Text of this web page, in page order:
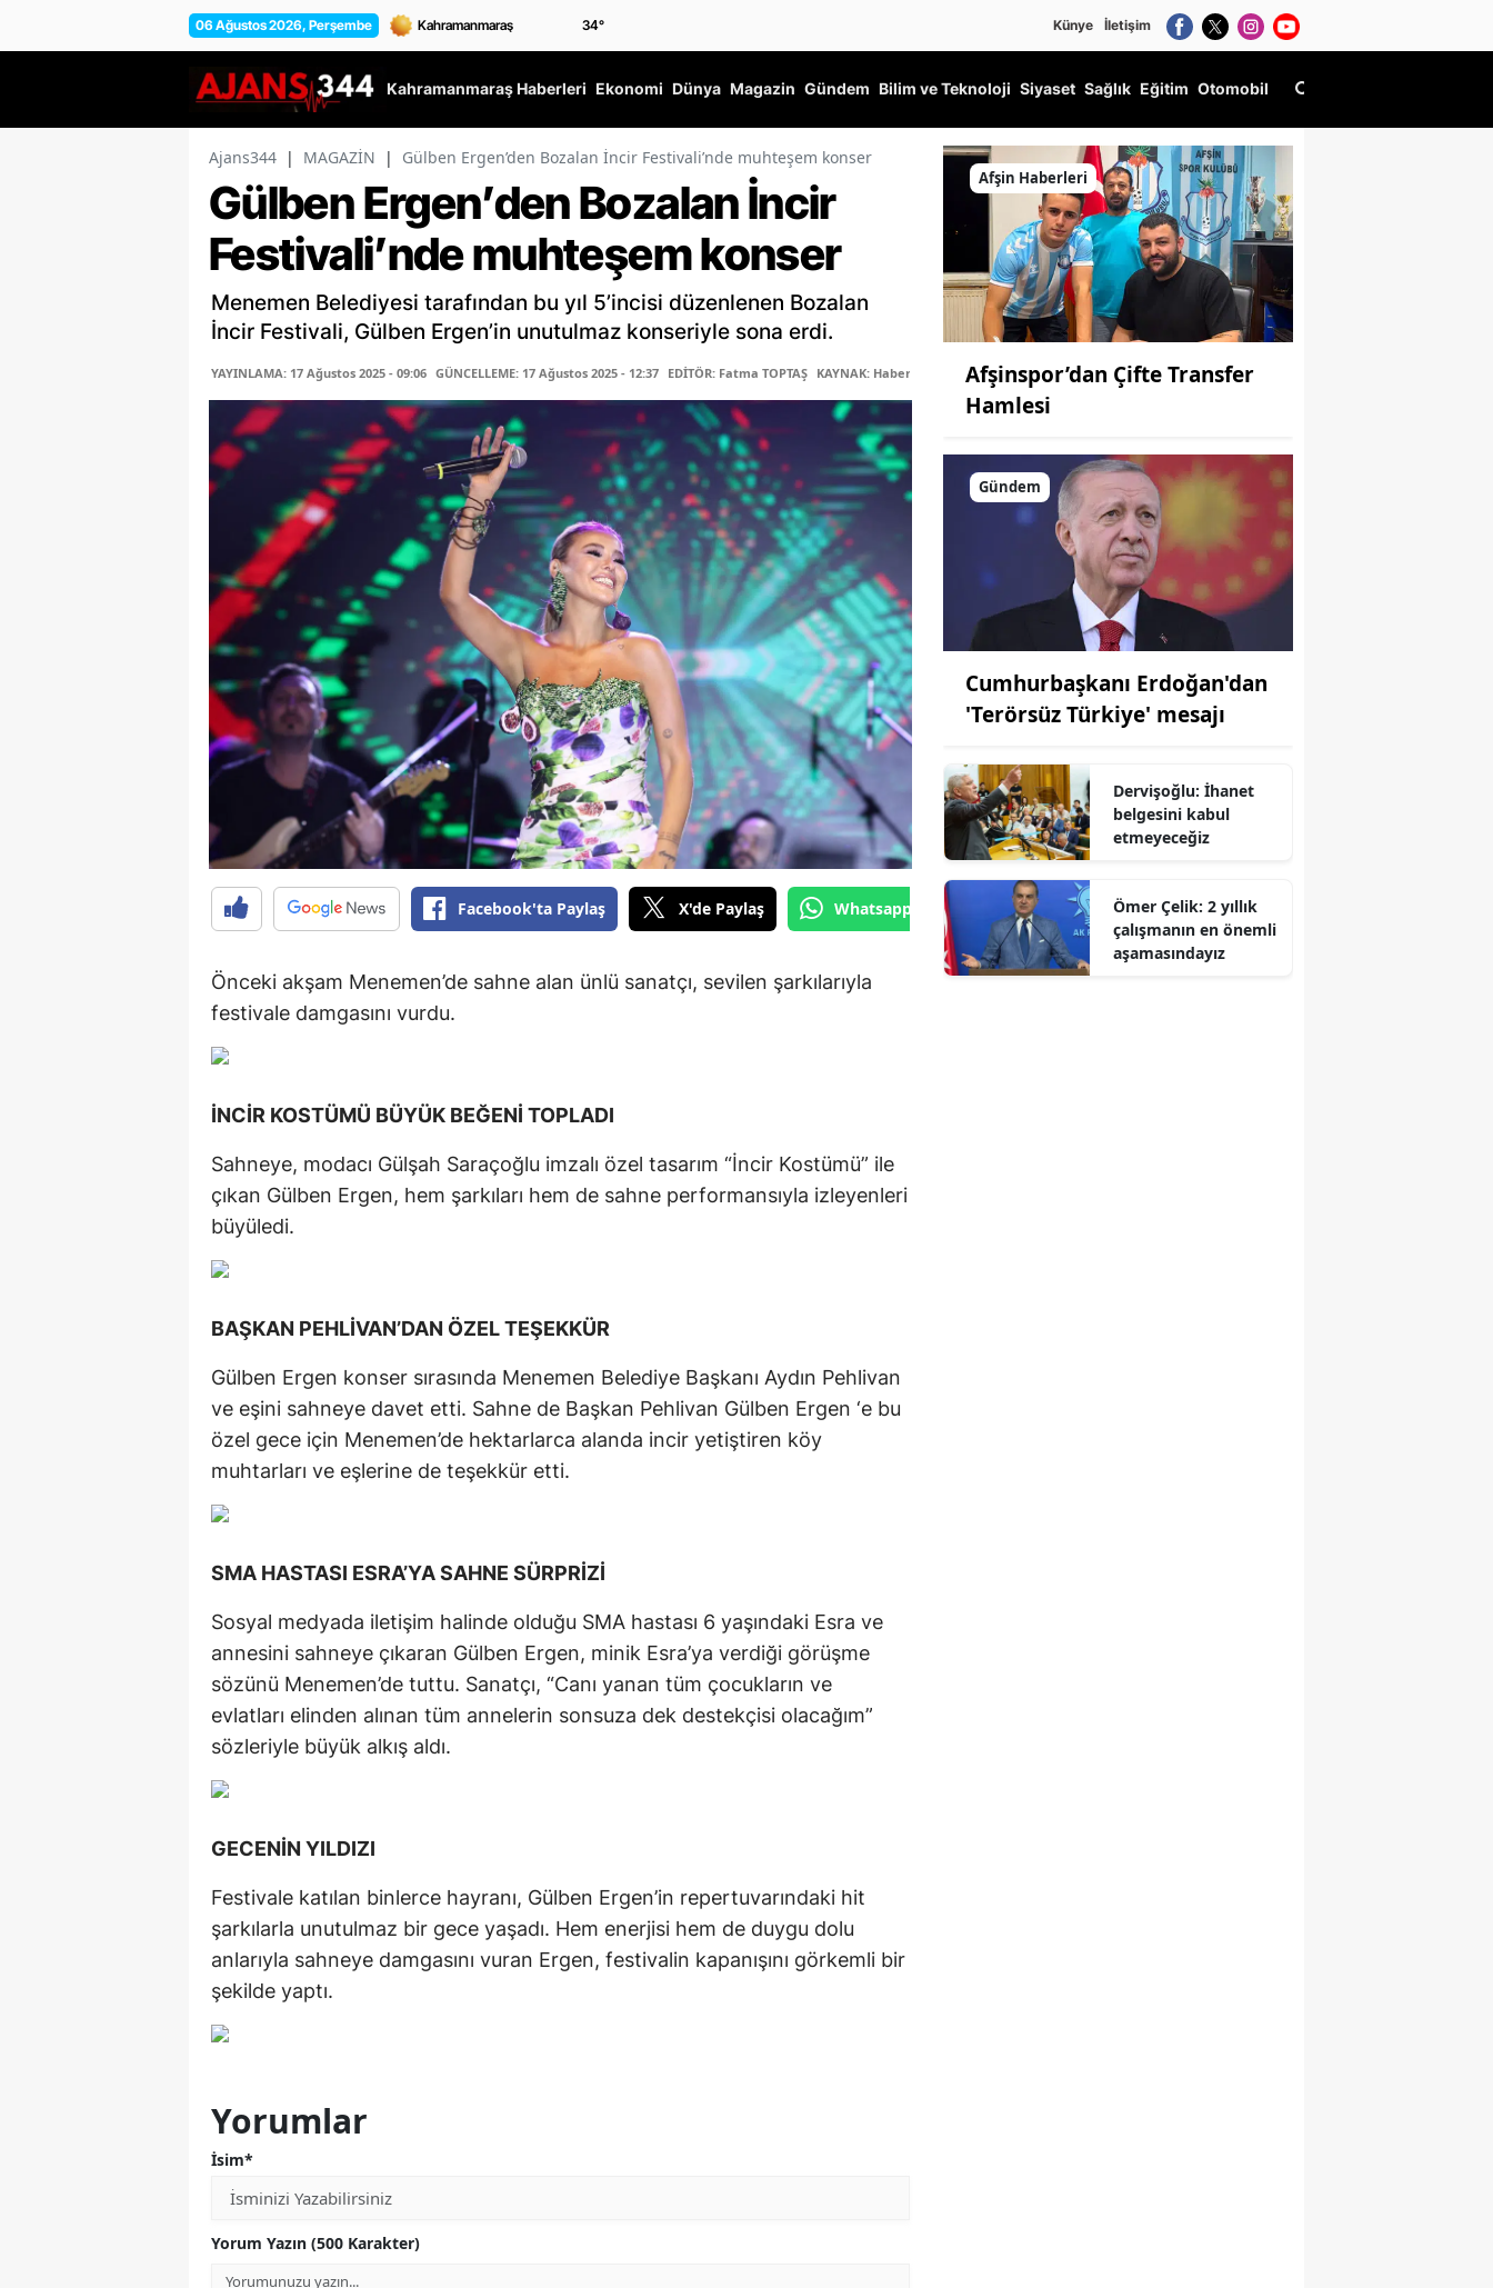
06 Ağustos 2026, Perşembe 34° Künye İletişim
Kahramanmaraş Haberleri Ekonomi Dünya Magazin Gündem Bilim ve Teknoloji Siyaset Sağlık Eğitim Otomobil
Ajans344 | MAGAZİN | Gülben Ergen’den Bozalan İncir Festivali’nde muhteşem konser
Gülben Ergen’den Bozalan İncir
Festivali’nde muhteşem konser
Menemen Belediyesi tarafından bu yıl 5’incisi düzenlenen Bozalan
İncir Festivali, Gülben Ergen’in unutulmaz konseriyle sona erdi.
YAYINLAMA: 17 Ağustos 2025 - 09:06 GÜNCELLEME: 17 Ağustos 2025 - 12:37 EDİTÖR: Fatma TOPTAŞ KAYNAK: Haber Merkezi
Facebook'ta Paylaş X'de Paylaş Whatsapp'tan Gönder
Önceki akşam Menemen’de sahne alan ünlü sanatçı, sevilen şarkılarıyla
festivale damgasını vurdu.
İNCİR KOSTÜMÜ BÜYÜK BEĞENİ TOPLADI
Sahneye, modacı Gülşah Saraçoğlu imzalı özel tasarım “İncir Kostümü” ile
çıkan Gülben Ergen, hem şarkıları hem de sahne performansıyla izleyenleri
büyüledi.
BAŞKAN PEHLİVAN’DAN ÖZEL TEŞEKKÜR
Gülben Ergen konser sırasında Menemen Belediye Başkanı Aydın Pehlivan
ve eşini sahneye davet etti. Sahne de Başkan Pehlivan Gülben Ergen ‘e bu
özel gece için Menemen’de hektarlarca alanda incir yetiştiren köy
muhtarları ve eşlerine de teşekkür etti.
SMA HASTASI ESRA’YA SAHNE SÜRPRİZİ
Sosyal medyada iletişim halinde olduğu SMA hastası 6 yaşındaki Esra ve
annesini sahneye çıkaran Gülben Ergen, minik Esra’ya verdiği görüşme
sözünü Menemen’de tuttu. Sanatçı, “Canı yanan tüm çocukların ve
evlatları elinden alınan tüm annelerin sonsuza dek destekçisi olacağım”
sözleriyle büyük alkış aldı.
GECENİN YILDIZI
Festivale katılan binlerce hayranı, Gülben Ergen’in repertuvarındaki hit
şarkılarla unutulmaz bir gece yaşadı. Hem enerjisi hem de duygu dolu
anlarıyla sahneye damgasını vuran Ergen, festivalin kapanışını görkemli bir
şekilde yaptı.
Yorumlar
İsim*
Yorum Yazın (500 Karakter)
Afşin Haberleri
Afşinspor’dan Çifte Transfer
Hamlesi
Gündem
Cumhurbaşkanı Erdoğan'dan
'Terörsüz Türkiye' mesajı
Dervişoğlu: İhanet
belgesini kabul
etmeyeceğiz
Ömer Çelik: 2 yıllık
çalışmanın en önemli
aşamasındayız